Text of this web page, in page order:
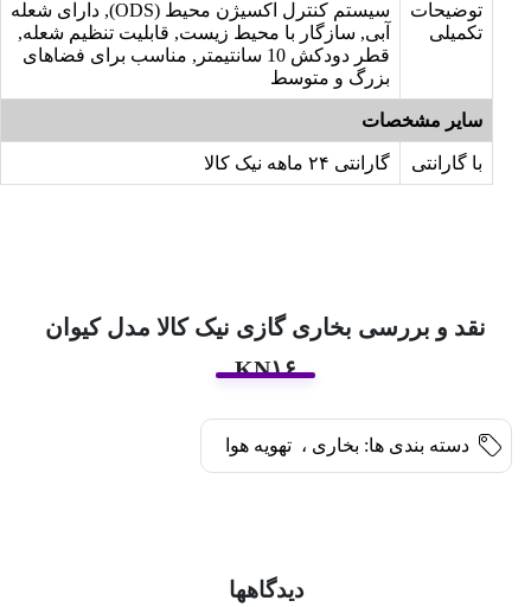
توضیحات
تکمیلی
سیستم کنترل اکسیژن محیط (ODS), دارای شعله
آبی, سازگار با محیط زیست, قابلیت تنظیم شعله,
قطر دودکش 10 سانتیمتر, مناسب برای فضاهای
بزرگ و متوسط
سایر مشخصات
با گارانتی گارانتی ۲۴ ماهه نیک کالا
نقد و بررسی بخاری گازی نیک کالا مدل کیوان
KN۱۶
دسته بندی ها: بخاری ، تهویه هوا
دیدگاهها